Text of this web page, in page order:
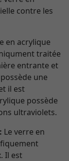
contre les
en acrylique
traitée
entrante et
une
il est
possède
ultraviolets.
Le verre en
Il est